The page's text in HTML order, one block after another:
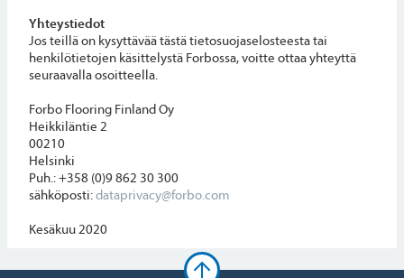
Yhteystiedot
Jos teillä on kysyttävää tästä tietosuojaselosteesta tai
henkilötietojen käsittelystä Forbossa, voitte ottaa yhteyttä
seuraavalla osoitteella.
Forbo Flooring Finland Oy
Heikkiläntie 2
00210
Helsinki
Puh.: +358 (0)9 862 30 300
sähköposti:dataprivacy@forbo.com
Kesäkuu 2020